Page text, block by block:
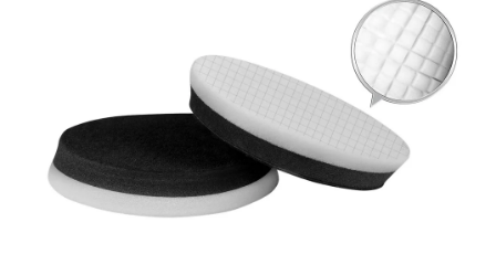
NAŠE SLUŽBY
KONTAKTY